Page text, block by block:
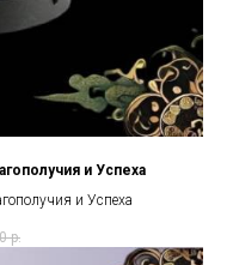
и Успеха
и Успеха
р.